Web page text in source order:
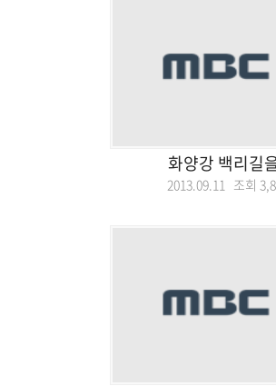
화양강 백리길
2013.09.11 조회